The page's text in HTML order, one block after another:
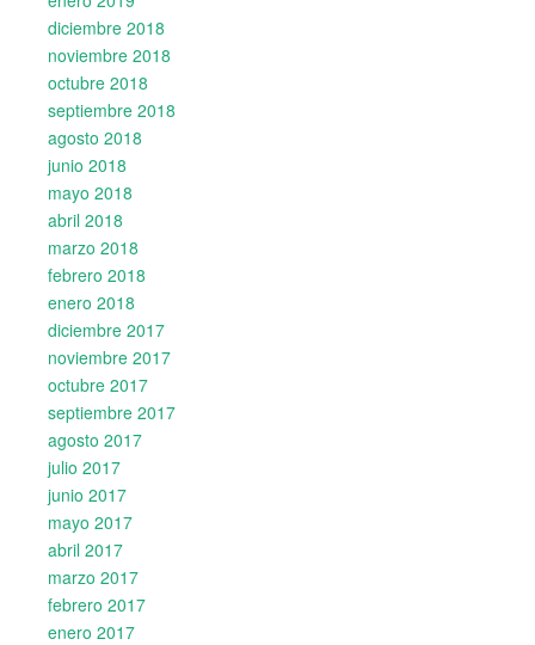
diciembre 2018
noviembre 2018
octubre 2018
septiembre 2018
agosto 2018
junio 2018
mayo 2018
abril 2018
marzo 2018
febrero 2018
enero 2018
diciembre 2017
noviembre 2017
octubre 2017
septiembre 2017
agosto 2017
julio 2017
junio 2017
mayo 2017
abril 2017
marzo 2017
febrero 2017
enero 2017